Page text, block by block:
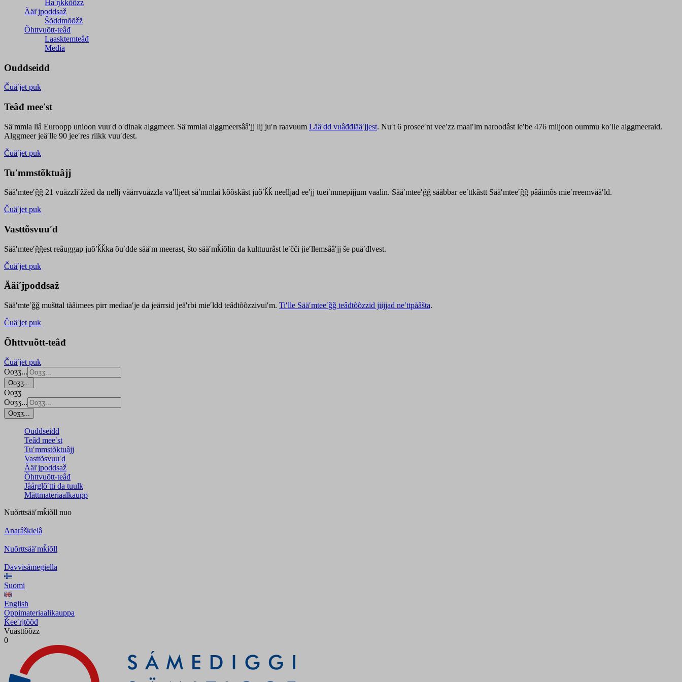
Haʹŋǩǩõõzz
Ääiʹjpoddsaž
Šõddmõõžž
Õhttvuõtt-teâđ
Laasktemteâđ
Media
Ouddseidd
Čuäʹjet puk
Teâđ meeʹst
Säʹmmla liâ Euroopp unioon vuuʹd oʹdinak alggmeer. Säʹmmlai alggmeersââʹjj lij juʹn raavuum Lääʹdd vuâđđlääʹjjest. Nuʹt 6 proseeʹnt veeʹzz maaiʹlm naroodâst leʹbe 476 miljoon oummu koʹlle alggmeeraid.
Alggmeer jeäʹlle 90 jeeʹres riikk vuuʹdest.
Čuäʹjet puk
Tuʹmmstõktuâjj
Sääʹmteeʹǧǧ 21 vuäzzliʹžžed da nellj väärrvuäzzla vaʹlljeet säʹmmlai kõõskâst juõʹǩǩ neelljad eeʹjj tueiʹmmepijjum vaalin. Sääʹmteeʹǧǧ sååbbar eeʹttkâstt Sääʹmteeʹǧǧ pââimõs mieʹrreemvääʹld.
Čuäʹjet puk
Vasttõsvuuʹd
Sääʹmteeʹǧǧest reâuggap juõʹǩǩka õuʹdde sääʹm meerast, što sääʹmǩiõlin da kulttuurâst leʹčči jieʹllemsââʹjj še puäʹđlvest.
Čuäʹjet puk
Ääiʹjpoddsaž
Sääʹmteʹǧǧ mušttal tååimees pirr mediaaʹje da jeärrsid jeäʹrbi mieʹldd teâđtõõzzivuiʹm. Tiʹlle Sääʹmteeʹǧǧ teâđtõõzzid jiijjad neʹttpååšta.
Čuäʹjet puk
Õhttvuõtt-teâđ
Čuäʹjet puk
Ooʒʒ...
Ooʒʒ...
Ooʒʒ
Ooʒʒ...
Ooʒʒ...
Ouddseidd
Teâđ meeʹst
Tuʹmmstõktuâjj
Vasttõsvuuʹd
Ääiʹjpoddsaž
Õhttvuõtt-teâđ
Jåårǥlõʹtti da tuulk
Mättmateriaalkaupp
Nuõrttsääʹmǩiõll nuo
Anarâškielâ
Nuõrttsääʹmǩiõll
Davvisámegiella
Suomi
English
Oppimateriaalikauppa
Ǩeeʹrjtõõđ
Vuästtõõzz
0